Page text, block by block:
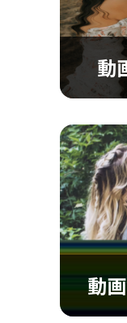
動
動
動画の
適
動